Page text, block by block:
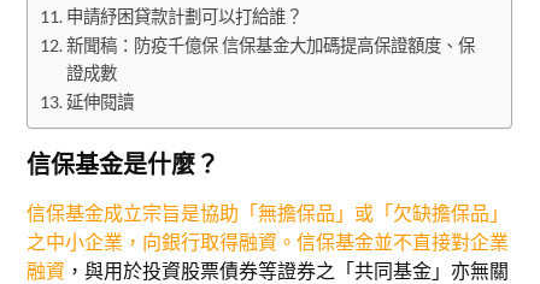
申請紓困貸款計劃可以打給誰？
新聞稿：防疫千億保 信保基金大加碼提高保證額度、保
證成數
延伸閱讀
信保基金是什麼？
信保基金成立宗旨是協助「無擔保品」或「欠缺擔保品」
之中小企業，向銀行取得融資。信保基金並不直接對企業
融資 ，與用於投資股票債券等證券之「共同基金」亦無關